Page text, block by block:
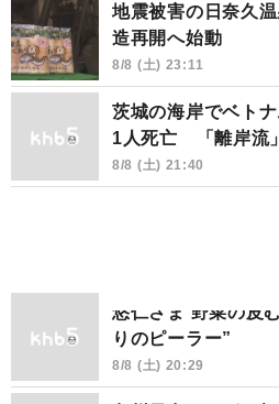
地震被害の日奈久
造再開へ始動
8/8 (土) 23:11
茨城の海岸でベト
1人死亡 「離岸流
8/8 (土) 21:40
悠仁さま 野菜の皮
りのピーラー”
8/8 (土) 20:29